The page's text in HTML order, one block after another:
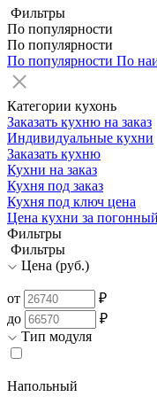
Фильтры
По популярности
По популярности
По популярности По
Категории кухонь
Заказать кухню на заказ
Индивидуальные кухни
Заказать кухню
Кухни на заказ
Кухня под заказ
Кухня под ключ цена
Цена кухни за
Фильтры
Фильтры
Цена (руб.)
от
₽
до
₽
Тип модуля
Напольный